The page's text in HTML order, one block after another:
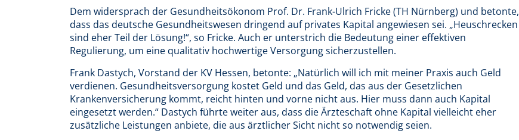
Dem widersprach der Gesundheitsökonom Prof. Dr. Frank-Ulrich Fricke (TH Nürnberg) und betonte,
dass das deutsche Gesundheitswesen dringend auf privates Kapital angewiesen sei. „Heuschrecken
sind eher Teil der Lösung!“, so Fricke. Auch er unterstrich die Bedeutung einer effektiven
Regulierung, um eine qualitativ hochwertige Versorgung sicherzustellen.
Frank Dastych, Vorstand der KV Hessen, betonte: „Natürlich will ich mit meiner Praxis auch Geld
verdienen. Gesundheitsversorgung kostet Geld und das Geld, das aus der Gesetzlichen
Krankenversicherung kommt, reicht hinten und vorne nicht aus. Hier muss dann auch Kapital
eingesetzt werden.“ Dastych führte weiter aus, dass die Ärzteschaft ohne Kapital vielleicht eher
zusätzliche Leistungen anbiete, die aus ärztlicher Sicht nicht so notwendig seien.